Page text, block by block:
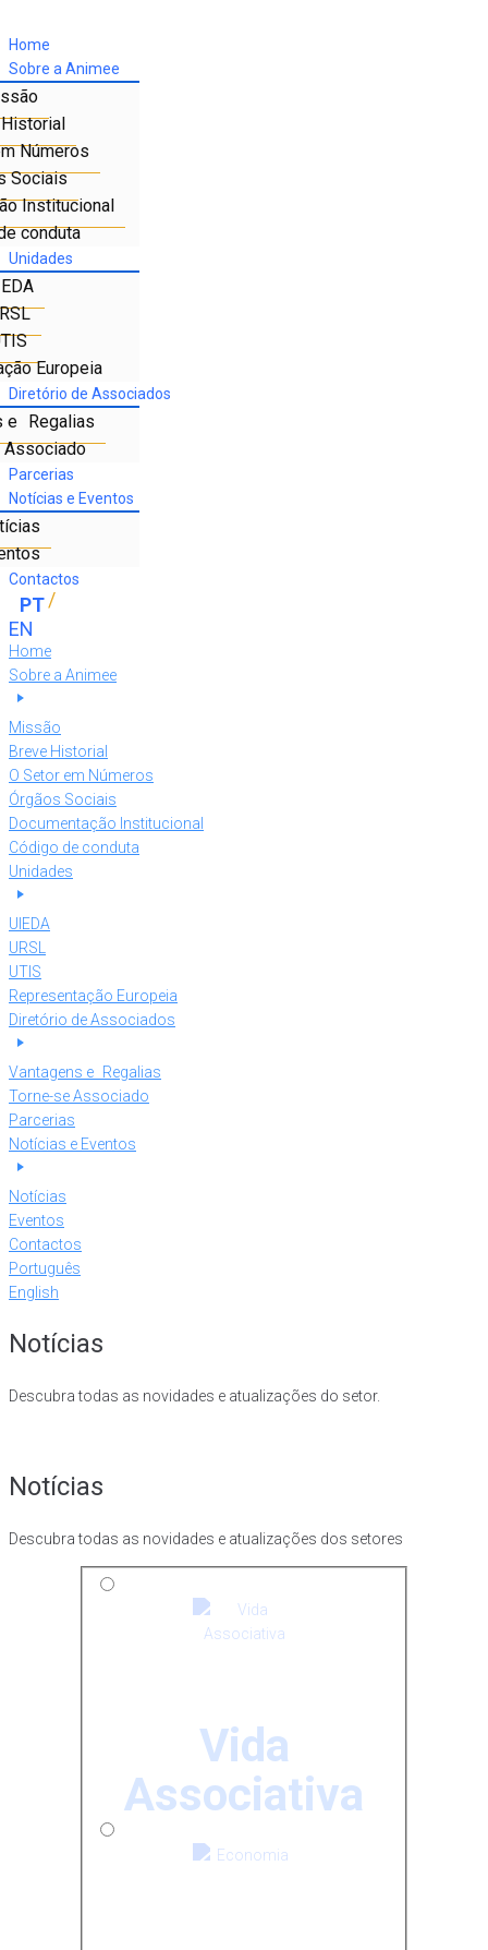
Home
Sobre a Animee
Números
Sociais
Institucional
conduta
Unidades
Europeia
Diretório de Associados
e Regalias
Associado
Parcerias
Notícias e Eventos
Contactos
Home
Sobre a Animee
Missão
Breve Historial
O Setor em Números
Órgãos Sociais
Documentação Institucional
Código de conduta
Unidades
UIEDA
URSL
UTIS
Representação Europeia
Diretório de Associados
Vantagens e Regalias
Torne-se Associado
Parcerias
Notícias e Eventos
Notícias
Eventos
Contactos
Português
English
Notícias
Descubra todas as novidades e atualizações do setor.
Notícias
Descubra todas as novidades e atualizações dos setores
Vida
Associativa